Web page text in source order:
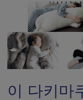
이 다키마